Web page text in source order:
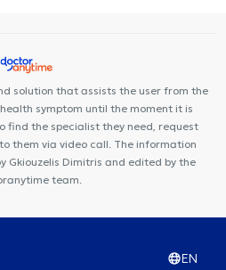
solution that assists the user from the
symptom until the moment it is
find the specialist they need, request
them via video call. The information
Gkiouzelis Dimitris and edited by the
team.
EN